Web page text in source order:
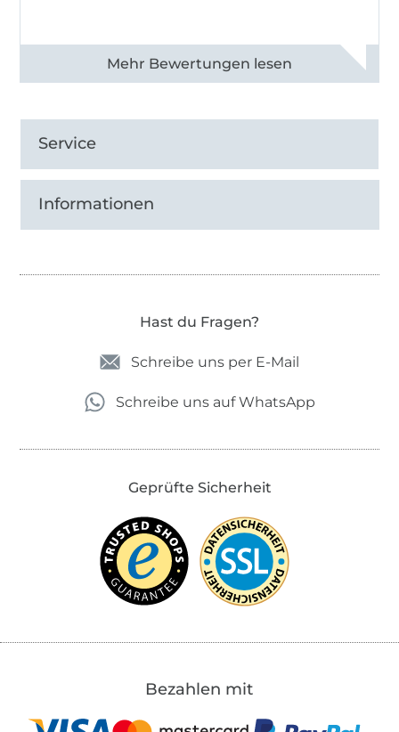
Alle 82990 Bewertungen ansehen
Service
Informationen
Hast du Fragen?
Schreibe uns per E-Mail
Schreibe uns auf WhatsApp
Geprüfte Sicherheit
Bezahlen mit